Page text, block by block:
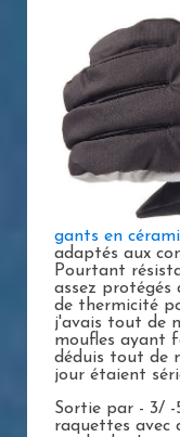
gants en
adaptés aux
Pourtant
assez
de thermicité
j'avais tout de
moufles ayant
déduis tout de
jour étaient
Sortie par - 3/ -
raquettes avec